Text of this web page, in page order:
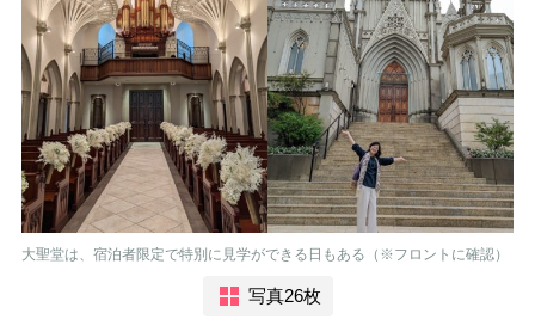
大聖堂は、宿泊者限定で特別に見学ができる日もある（※フロントに確認）
写真26枚